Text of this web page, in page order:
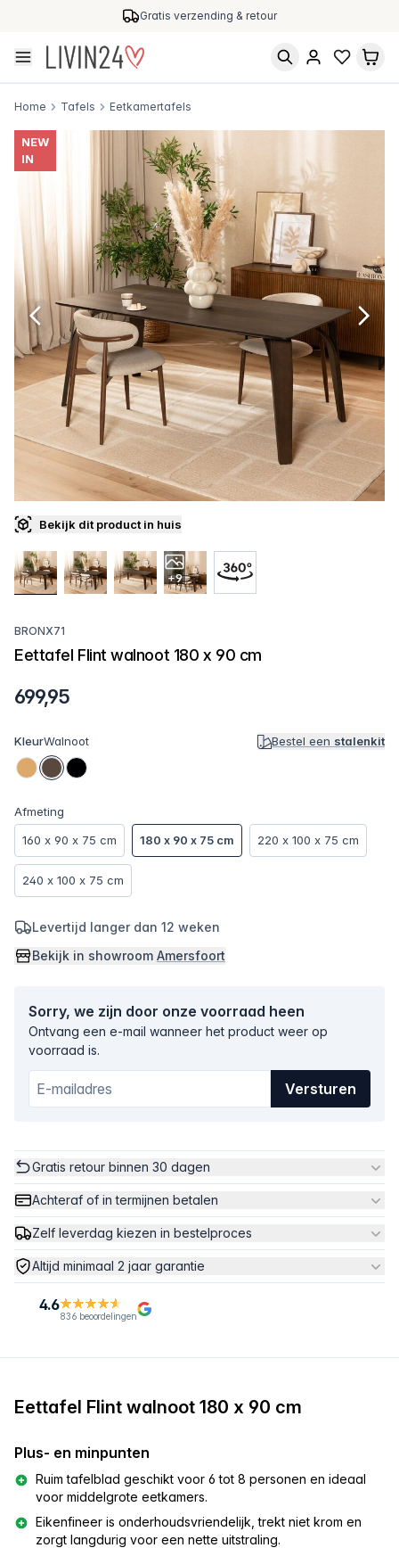
Gratis verzending & retour
Home Tafels Eetkamertafels
NEW
IN
Bekijk dit product in huis
+9
BRONX71
Eettafel Flint walnoot 180 x 90 cm
699,95
KleurWalnoot Bestel een stalenkit
Afmeting
160 x 90 x 75 cm
180 x 90 x 75 cm 220 x 100 x 75 cm
240 x 100 x 75 cm
Levertijd langer dan 12 weken
Bekijk in showroom Amersfoort
Sorry, we zijn door onze voorraad heen
Ontvang een e-mail wanneer het product weer op
voorraad is.
Versturen
Gratis retour binnen 30 dagen
Achteraf of in termijnen betalen
Zelf leverdag kiezen in bestelproces
Altijd minimaal 2 jaar garantie
4.6
836 beoordelingen
Eettafel Flint walnoot 180 x 90 cm
Plus- en minpunten
Ruim tafelblad geschikt voor 6 tot 8 personen en ideaal
voor middelgrote eetkamers.
Eikenfineer is onderhoudsvriendelijk, trekt niet krom en
zorgt langdurig voor een nette uitstraling.